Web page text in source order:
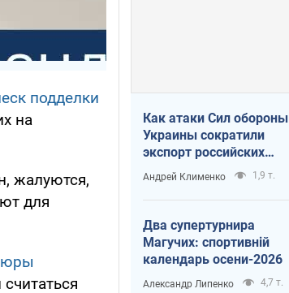
подделки
на
жалуются,
для
Как атаки Сил обороны
Украины сократили
экспорт российских
нефтепродуктов
Андрей Клименко 1,9 т.
Два супертурнира
Магучих: спортивній
календарь осени-2026
Александр Липенко 4,7 т.